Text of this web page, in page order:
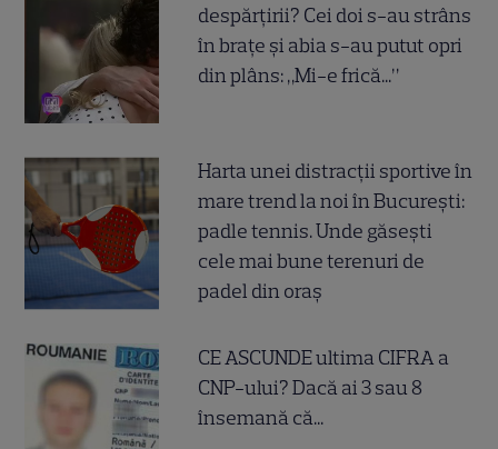
despărțirii? Cei doi s-au strâns
în brațe și abia s-au putut opri
din plâns: „Mi-e frică...”
Harta unei distracții sportive în
mare trend la noi în București:
padle tennis. Unde găsești
cele mai bune terenuri de
padel din oraș
CE ASCUNDE ultima CIFRA a
CNP-ului? Dacă ai 3 sau 8
însemană că...